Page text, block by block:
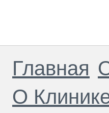
Главная
О